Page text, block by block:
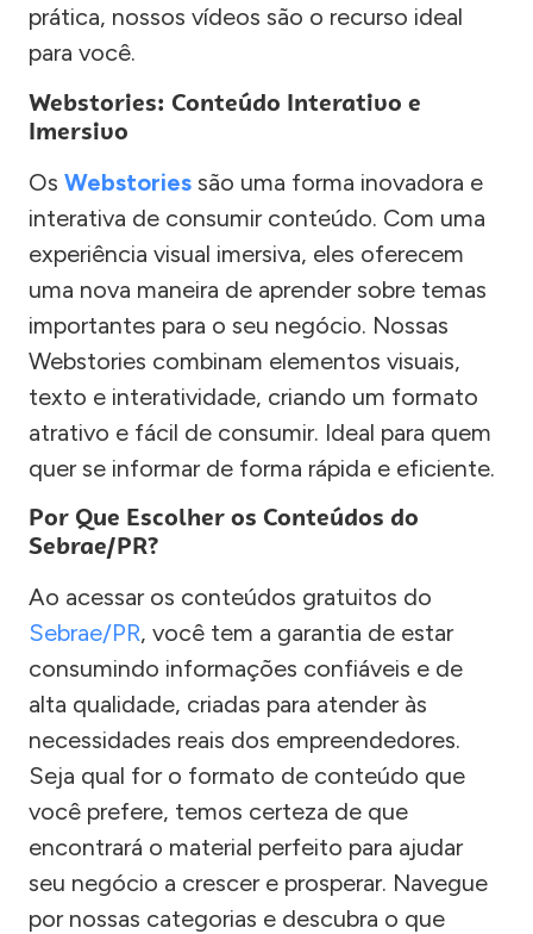
prática, nossos vídeos são o recurso ideal
para você.
Webstories: Conteúdo Interativo e
Imersivo
Os Webstories são uma forma inovadora e
interativa de consumir conteúdo. Com uma
experiência visual imersiva, eles oferecem
uma nova maneira de aprender sobre temas
importantes para o seu negócio. Nossas
Webstories combinam elementos visuais,
texto e interatividade, criando um formato
atrativo e fácil de consumir. Ideal para quem
quer se informar de forma rápida e eficiente.
Por Que Escolher os Conteúdos do
Sebrae/PR?
Ao acessar os conteúdos gratuitos do
Sebrae/PR, você tem a garantia de estar
consumindo informações confiáveis e de
alta qualidade, criadas para atender às
necessidades reais dos empreendedores.
Seja qual for o formato de conteúdo que
você prefere, temos certeza de que
encontrará o material perfeito para ajudar
seu negócio a crescer e prosperar. Navegue
por nossas categorias e descubra o que